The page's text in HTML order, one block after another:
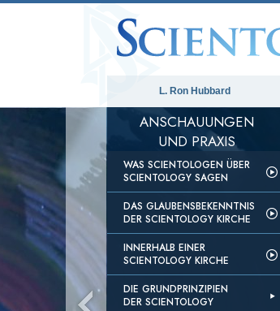
L. Ron Hubbard
ANSCHAUUNGEN
UND PRAXIS
WAS SCIENTOLOGEN ÜBER
SCIENTOLOGY SAGEN
DAS GLAUBENSBEKENNTNIS
DER SCIENTOLOGY KIRCHE
INNERHALB EINER
SCIENTOLOGY KIRCHE
DIE GRUNDPRINZIPIEN
DER SCIENTOLOGY